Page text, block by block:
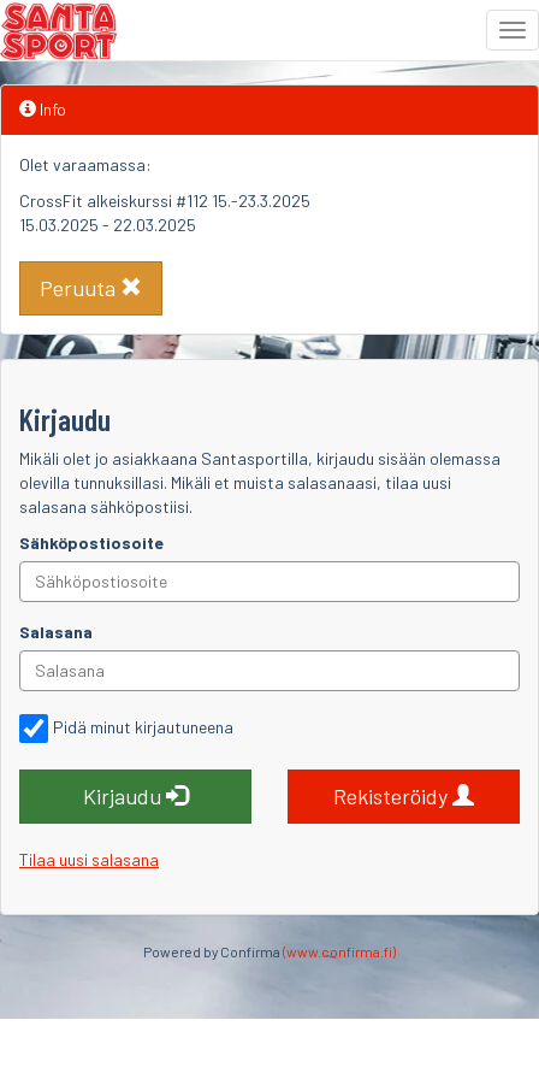
Siirry
sisältöön
Info
Olet varaamassa:
CrossFit alkeiskurssi #112 15.-23.3.2025
15.03.2025 - 22.03.2025
Peruuta
Kirjaudu
Mikäli olet jo asiakkaana Santasportilla, kirjaudu sisään olemassa
olevilla tunnuksillasi. Mikäli et muista salasanaasi, tilaa uusi
salasana sähköpostiisi.
Sähköpostiosoite
Salasana
Pidä minut kirjautuneena
Kirjaudu Rekisteröidy
Tilaa uusi salasana
Powered by Confirma (www.confirma.fi)